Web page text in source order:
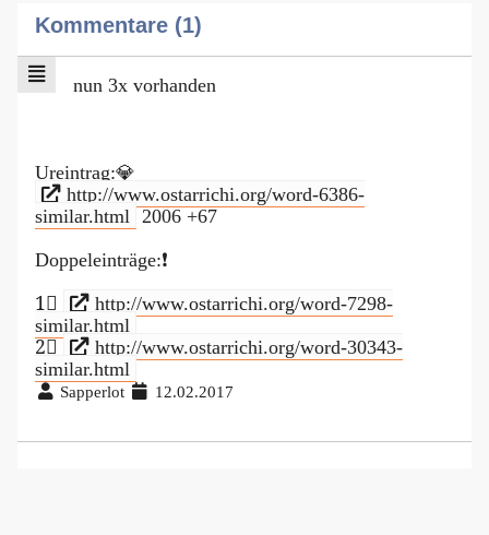
Kommentare (1)
nun 3x vorhanden
Ureintrag:💎
http://www.ostarrichi.org/word-6386-
similar.html
2006 +67
Doppeleinträge:❗
1⃣
http://www.ostarrichi.org/word-7298-
similar.html
2⃣
http://www.ostarrichi.org/word-30343-
similar.html
Sapperlot 12.02.2017